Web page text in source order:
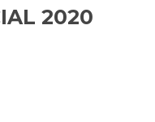
2020